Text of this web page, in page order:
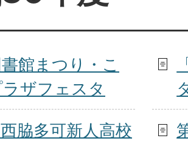
館まつり・こ
ザフェスタ
脇多可新人高校